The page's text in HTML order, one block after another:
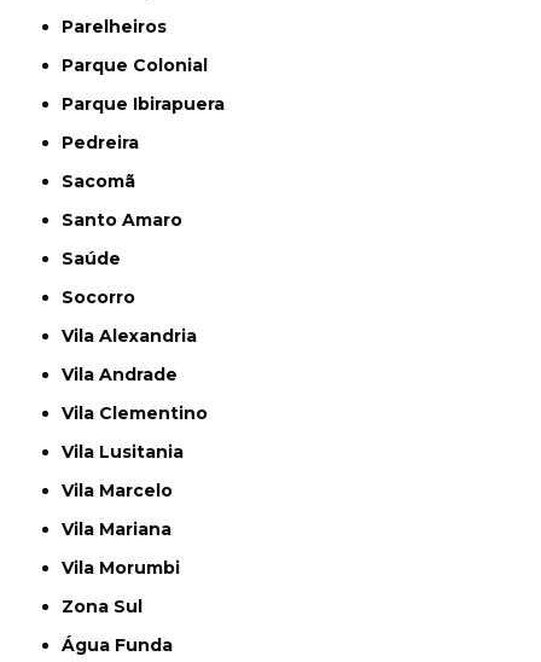
Parelheiros
Parque Colonial
Parque Ibirapuera
Pedreira
Sacomã
Santo Amaro
Saúde
Socorro
Vila Alexandria
Vila Andrade
Vila Clementino
Vila Lusitania
Vila Marcelo
Vila Mariana
Vila Morumbi
Zona Sul
Água Funda